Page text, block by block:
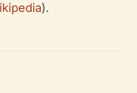
).